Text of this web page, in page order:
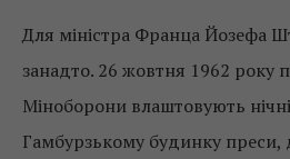
Для міністра Франца Йозефа
занадто. 26 жовтня 1962 року
Міноборони влаштовують
Гамбурзькому будинку преси,